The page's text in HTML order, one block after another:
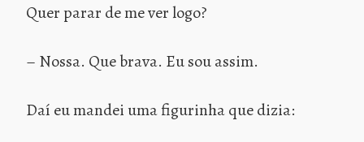
Quer parar de me ver logo?
– Nossa. Que brava. Eu sou assim.
Daí eu mandei uma figurinha que dizia: